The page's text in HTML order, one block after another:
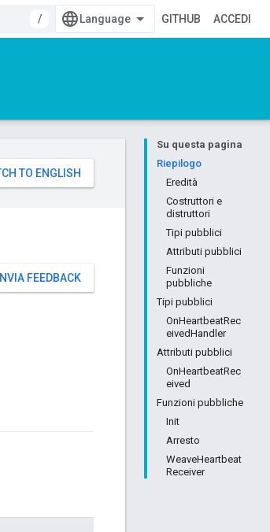
/
GITHUB ACCEDI
Su questa pagina
Riepilogo
Eredità
Costruttori e
distruttori
Tipi pubblici
Attributi pubblici
Funzioni
pubbliche
Tipi pubblici
OnHeartbeatRec
eivedHandler
Attributi pubblici
OnHeartbeatRec
eived
Funzioni pubbliche
Init
Arresto
WeaveHeartbeat
Receiver
INVIA FEEDBACK